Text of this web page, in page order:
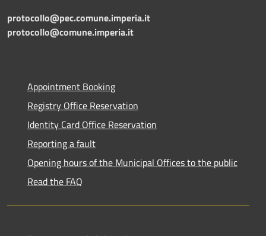
protocollo@pec.comune.imperia.it
protocollo@comune.imperia.it
Appointment Booking
Registry Office Reservation
Identity Card Office Reservation
Reporting a fault
Opening hours of the Municipal Offices to the public
Read the FAQ